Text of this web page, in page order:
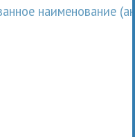
наименование